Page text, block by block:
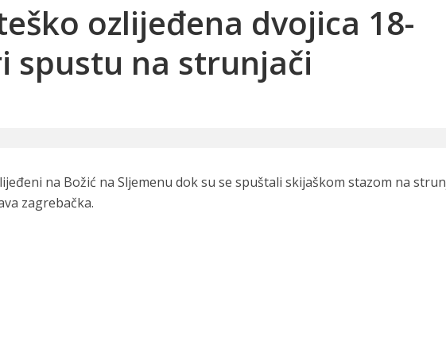
ozlijeđena dvojica 18-
spustu na strunjači
na Božić na Sljemenu dok su se spuštali skijaškom stazom na
zagrebačka.